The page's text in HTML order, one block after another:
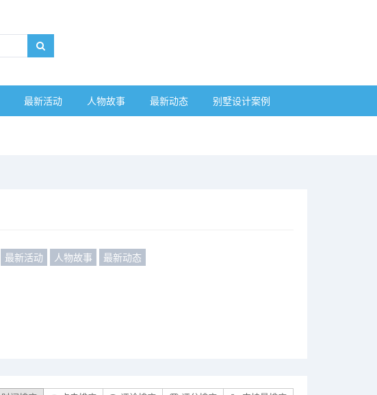
最新活动 人物故事 最新动态 别墅设计案例
最新活动 人物故事
最新动态